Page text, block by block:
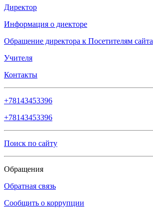
Директор
Информация о диекторе
Обращение директора к Посетителям сайта
Учителя
Контакты
+78143453396
+78143453396
Поиск по сайту
Обращения
Обратная связь
Сообщить о коррупции